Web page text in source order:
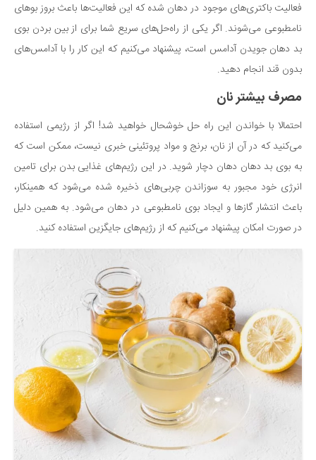
فناوری‌ها
نجوم و هوا فضا
زمین و محیط زیست
خودرو
سرگرمی
دانستنی‌ها
بازی
طنز
فعالیت باکتری‌های موجود در دهان شده که این فعالیت‌ها باعث بروز بوهای
نامطبوعی می‌شوند. اگر یکی از راه‌حل‌های سریع شما برای از بین بردن بوی
بد دهان جویدن آدامس است، پیشنهاد می‌کنیم که این کار را با آدامس‌های
بدون قند انجام دهید.
مصرف بیشتر نان
احتمالا با خواندن این راه حل خوشحال خواهید شد! اگر از رژیمی استفاده
می‌کنید که در آن از نان، برنج و مواد پروتئینی خبری نیست، ممکن است که
به بوی بد دهان دهان دچار شوید. در این رژیم‌های غذایی بدن برای تامین
انرژی خود مجبور به سوزاندن چربی‌های ذخیره شده می‌شود که همینکار،
باعث انتشار گازها و ایجاد بوی نامطبوعی در دهان می‌شود. به همین دلیل
در صورت امکان پیشنهاد می‌کنیم که از رژیم‌های جایگزین استفاده کنید.